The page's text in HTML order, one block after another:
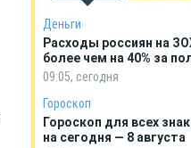
Деньги
Расходы россиян на
более чем на 40% за
09:05, сегодня
Гороскоп
Гороскоп для всех
на сегодня — 8 августа